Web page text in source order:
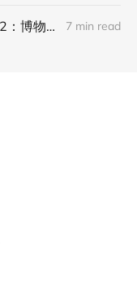
歐洲旅遊 - 柏林自由行 Day 2：博物館島、歷史地標東德記憶巡禮與布蘭登堡門！ 7 min read